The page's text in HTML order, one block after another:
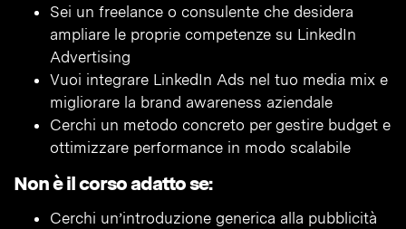
Sei un freelance o consulente che desidera
ampliare le proprie competenze su LinkedIn
Advertising
Vuoi integrare LinkedIn Ads nel tuo media mix e
migliorare la brand awareness aziendale
Cerchi un metodo concreto per gestire budget e
ottimizzare performance in modo scalabile
Non è il corso adatto se:
Cerchi un’introduzione generica alla pubblicità